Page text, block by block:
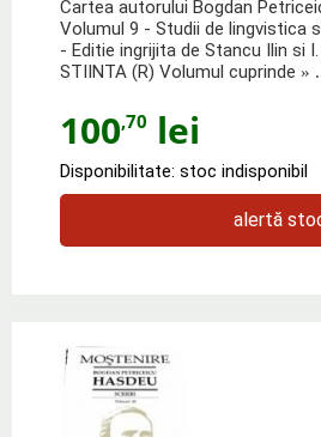
Cartea autorului Bogdan
Volumul 9 - Studii de lingvistica
- Editie ingrijita de Stancu Ilin si
STIINTA (R) Volumul cuprinde »
100,70 lei
Disponibilitate: stoc indisponibil
alertă